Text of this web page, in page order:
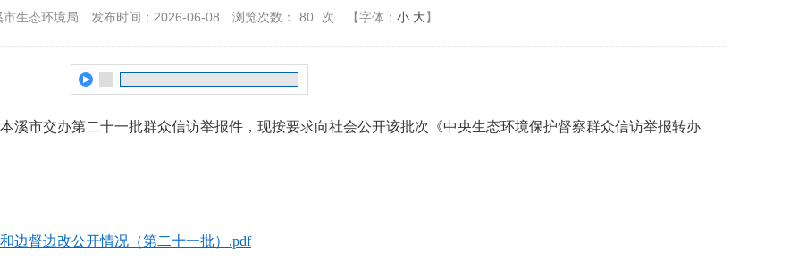
市生态环境局 发布时间：2026-06-08 浏览次数： 80 次 【字体： 小 大】
溪市交办第二十一批群众信访举报件，现按要求向社会公开该批次《中央生态环境保护督察群众信访举报转办
边督边改公开情况（第二十一批）.pdf